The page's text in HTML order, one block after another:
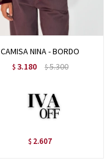
CAMISA NINA - BORDO
$ 3.180 $5.300
$ 2.607